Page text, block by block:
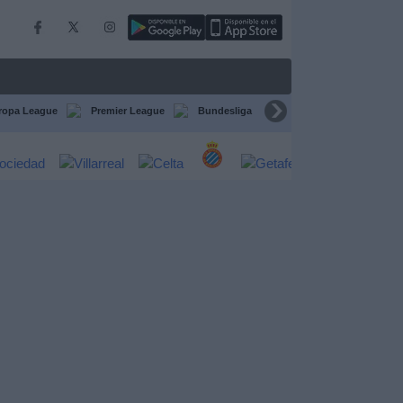
League Premier League Bundesliga Supercopa de España